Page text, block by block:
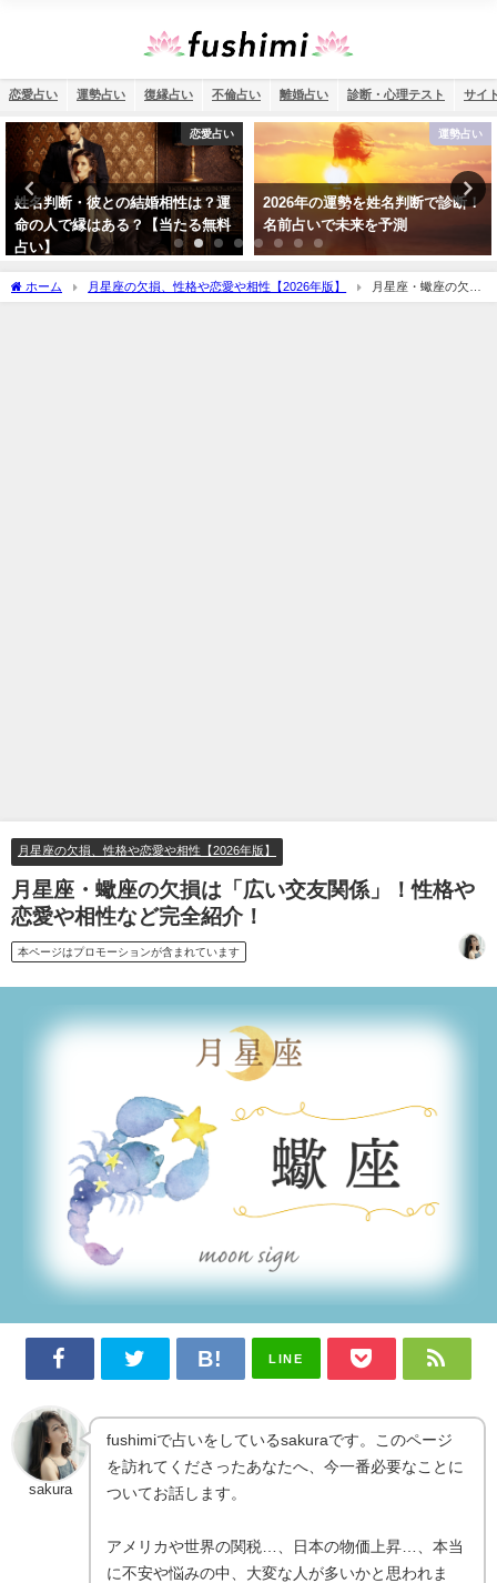
恋愛占い 運勢占い 復縁占い 不倫占い 離婚占い 診断・心理テスト サイ
運勢占い
2026年の運勢を姓名判断で診断！
名前占いで未来を予測
恋愛占い
ソウルメイト占い・二人の誕生日
相性は何％？彼が運命の人である
可能性は？【2026年最新版】
ホーム 月星座の欠損、性格や恋愛や相性【2026年版】
月星座・蠍座の欠損
は「広い交友関係」！性格や恋愛や相性など完全紹介！
月星座の欠損、性格や恋愛や相性【2026年版】
月星座・蠍座の欠損は「広い交友関係」！性格や
恋愛や相性など完全紹介！
本ページはプロモーションが含まれています
LINE
sakura
fushimiで占いをしているsakuraです。このページ
を訪れてくださったあなたへ、今一番必要なことに
ついてお話します。
アメリカや世界の関税…、日本の物価上昇…、本当
に不安や悩みの中、大変な人が多いかと思われま